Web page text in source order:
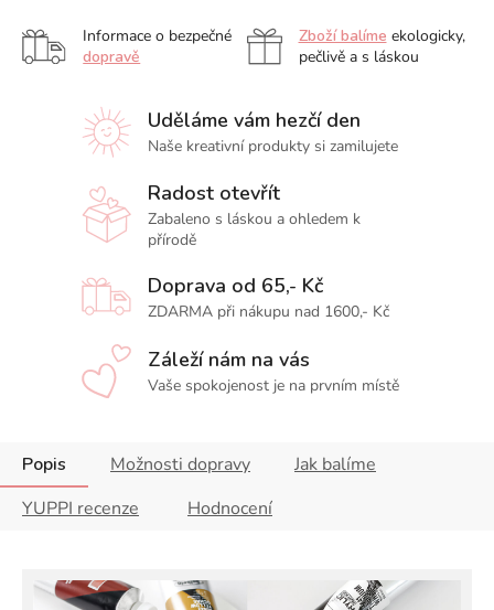
Informace o bezpečné
dopravě
Zboží balíme ekologicky,
pečlivě a s láskou
Uděláme vám hezčí den
Naše kreativní produkty si zamilujete
Radost otevřít
Zabaleno s láskou a ohledem k
přírodě
Doprava od 65,- Kč
ZDARMA při nákupu nad 1600,- Kč
Záleží nám na vás
Vaše spokojenost je na prvním místě
Popis Možnosti dopravy
Jak balíme
YUPPI recenze
Hodnocení